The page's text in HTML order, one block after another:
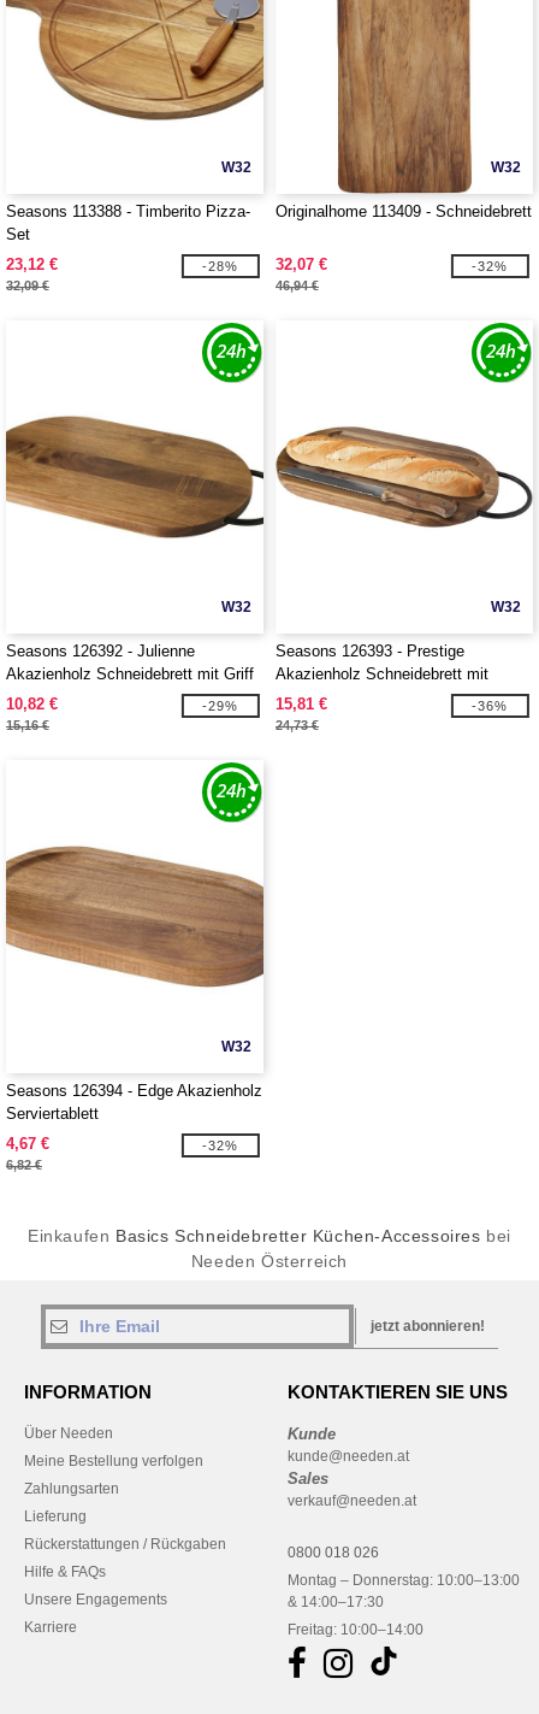
W32
Seasons 113388 - Timberito Pizza-
Set
23,12 €
32,09 €
-28%
W32
Originalhome 113409 - Schneidebrett
32,07 €
46,94 €
-32%
W32
Seasons 126392 - Julienne
Akazienholz Schneidebrett mit Griff
10,82 €
15,16 €
-29%
W32
Seasons 126393 - Prestige
Akazienholz Schneidebrett mit
Brotmesser
15,81 €
24,73 €
-36%
W32
Seasons 126394 - Edge Akazienholz
Serviertablett
4,67 €
6,82 €
-32%
Einkaufen Basics Schneidebretter Küchen-Accessoires bei
Needen Österreich
jetzt abonnieren!
INFORMATION
Über Needen
Meine Bestellung verfolgen
Zahlungsarten
Lieferung
Rückerstattungen / Rückgaben
Hilfe & FAQs
Unsere Engagements
Karriere
KONTAKTIEREN SIE UNS
Kunde
kunde@needen.at
Sales
verkauf@needen.at
0800 018 026
Montag – Donnerstag: 10:00–13:00
& 14:00–17:30
Freitag: 10:00–14:00